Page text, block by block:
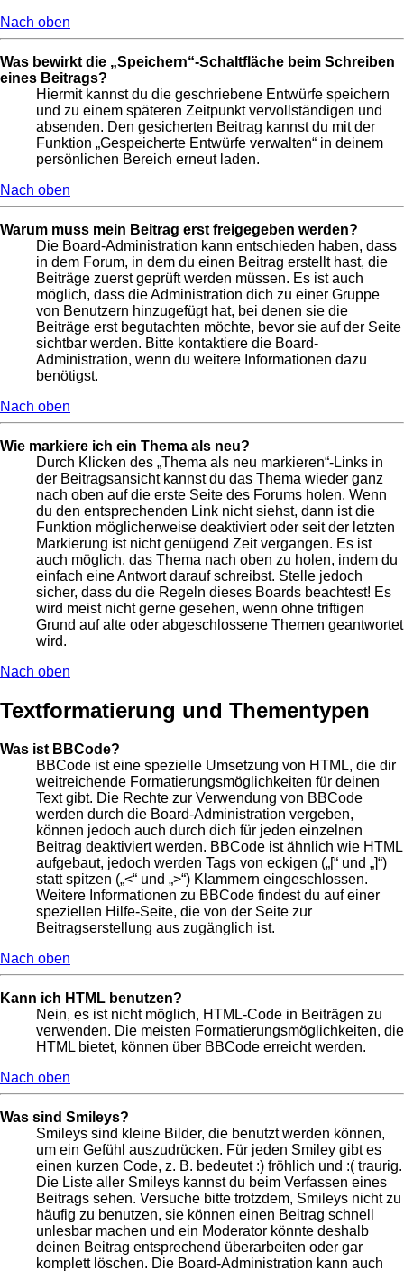
Nach oben
Was bewirkt die „Speichern“-Schaltfläche beim Schreiben
eines Beitrags?
Hiermit kannst du die geschriebene Entwürfe speichern
und zu einem späteren Zeitpunkt vervollständigen und
absenden. Den gesicherten Beitrag kannst du mit der
Funktion „Gespeicherte Entwürfe verwalten“ in deinem
persönlichen Bereich erneut laden.
Nach oben
Warum muss mein Beitrag erst freigegeben werden?
Die Board-Administration kann entschieden haben, dass
in dem Forum, in dem du einen Beitrag erstellt hast, die
Beiträge zuerst geprüft werden müssen. Es ist auch
möglich, dass die Administration dich zu einer Gruppe
von Benutzern hinzugefügt hat, bei denen sie die
Beiträge erst begutachten möchte, bevor sie auf der Seite
sichtbar werden. Bitte kontaktiere die Board-
Administration, wenn du weitere Informationen dazu
benötigst.
Nach oben
Wie markiere ich ein Thema als neu?
Durch Klicken des „Thema als neu markieren“-Links in
der Beitragsansicht kannst du das Thema wieder ganz
nach oben auf die erste Seite des Forums holen. Wenn
du den entsprechenden Link nicht siehst, dann ist die
Funktion möglicherweise deaktiviert oder seit der letzten
Markierung ist nicht genügend Zeit vergangen. Es ist
auch möglich, das Thema nach oben zu holen, indem du
einfach eine Antwort darauf schreibst. Stelle jedoch
sicher, dass du die Regeln dieses Boards beachtest! Es
wird meist nicht gerne gesehen, wenn ohne triftigen
Grund auf alte oder abgeschlossene Themen geantwortet
wird.
Nach oben
Textformatierung und Thementypen
Was ist BBCode?
BBCode ist eine spezielle Umsetzung von HTML, die dir
weitreichende Formatierungsmöglichkeiten für deinen
Text gibt. Die Rechte zur Verwendung von BBCode
werden durch die Board-Administration vergeben,
können jedoch auch durch dich für jeden einzelnen
Beitrag deaktiviert werden. BBCode ist ähnlich wie HTML
aufgebaut, jedoch werden Tags von eckigen („[“ und „]“)
statt spitzen („<“ und „>“) Klammern eingeschlossen.
Weitere Informationen zu BBCode findest du auf einer
speziellen Hilfe-Seite, die von der Seite zur
Beitragserstellung aus zugänglich ist.
Nach oben
Kann ich HTML benutzen?
Nein, es ist nicht möglich, HTML-Code in Beiträgen zu
verwenden. Die meisten Formatierungsmöglichkeiten, die
HTML bietet, können über BBCode erreicht werden.
Nach oben
Was sind Smileys?
Smileys sind kleine Bilder, die benutzt werden können,
um ein Gefühl auszudrücken. Für jeden Smiley gibt es
einen kurzen Code, z. B. bedeutet :) fröhlich und :( traurig.
Die Liste aller Smileys kannst du beim Verfassen eines
Beitrags sehen. Versuche bitte trotzdem, Smileys nicht zu
häufig zu benutzen, sie können einen Beitrag schnell
unlesbar machen und ein Moderator könnte deshalb
deinen Beitrag entsprechend überarbeiten oder gar
komplett löschen. Die Board-Administration kann auch